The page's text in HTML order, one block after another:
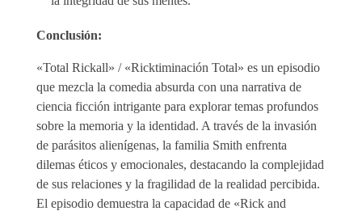
Conclusión:
«Total Rickall» / «Ricktiminación Total» es un episodio
que mezcla la comedia absurda con una narrativa de
ciencia ficción intrigante para explorar temas profundos
sobre la memoria y la identidad. A través de la invasión
de parásitos alienígenas, la familia Smith enfrenta
dilemas éticos y emocionales, destacando la complejidad
de sus relaciones y la fragilidad de la realidad percibida.
El episodio demuestra la capacidad de «Rick and